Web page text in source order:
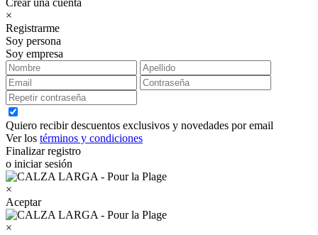
×
Registrarme
Soy persona
Soy empresa
Quiero recibir descuentos exclusivos y novedades por email
Ver los términos y condiciones
Finalizar registro
o iniciar sesión
×
Aceptar
×